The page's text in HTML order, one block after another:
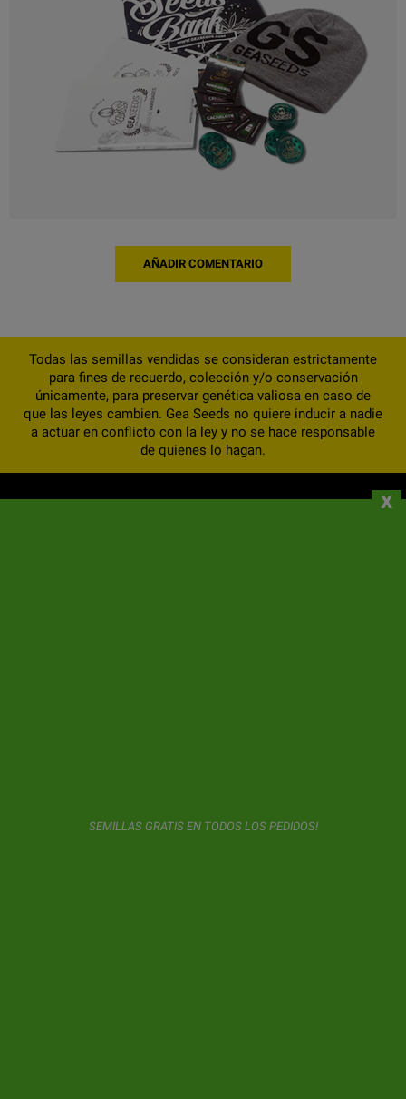
AÑADIR COMENTARIO
Todas las semillas vendidas se consideran estrictamente
para fines de recuerdo, colección y/o conservación
únicamente, para preservar genética valiosa en caso de
que las leyes cambien. Gea Seeds no quiere inducir a nadie
a actuar en conflicto con la ley y no se hace responsable
de quienes lo hagan.
para el almacenamiento y uso de su email según lo descrito en
SEMILLAS GRATIS EN TODOS LOS PEDIDOS!
x